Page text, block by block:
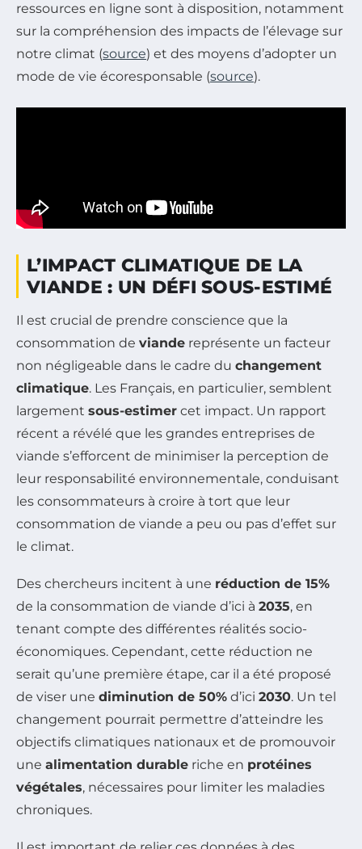
ressources en ligne sont à disposition, notamment
sur la compréhension des impacts de l’élevage sur
notre climat (source) et des moyens d’adopter un
mode de vie écoresponsable (source).
L’IMPACT CLIMATIQUE DE LA
VIANDE : UN DÉFI SOUS-ESTIMÉ
Il est crucial de prendre conscience que la
consommation de viande représente un facteur
non négligeable dans le cadre du changement
climatique. Les Français, en particulier, semblent
largement sous-estimer cet impact. Un rapport
récent a révélé que les grandes entreprises de
viande s’efforcent de minimiser la perception de
leur responsabilité environnementale, conduisant
les consommateurs à croire à tort que leur
consommation de viande a peu ou pas d’effet sur
le climat.
Des chercheurs incitent à une réduction de 15%
de la consommation de viande d’ici à 2035, en
tenant compte des différentes réalités socio-
économiques. Cependant, cette réduction ne
serait qu’une première étape, car il a été proposé
de viser une diminution de 50% d’ici 2030. Un tel
changement pourrait permettre d’atteindre les
objectifs climatiques nationaux et de promouvoir
une alimentation durable riche en protéines
végétales, nécessaires pour limiter les maladies
chroniques.